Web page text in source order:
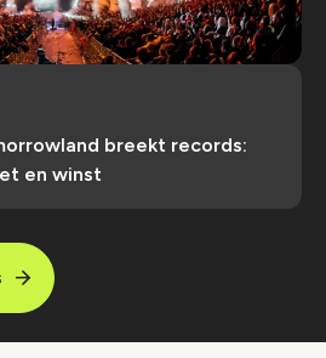
breekt records:
en winst